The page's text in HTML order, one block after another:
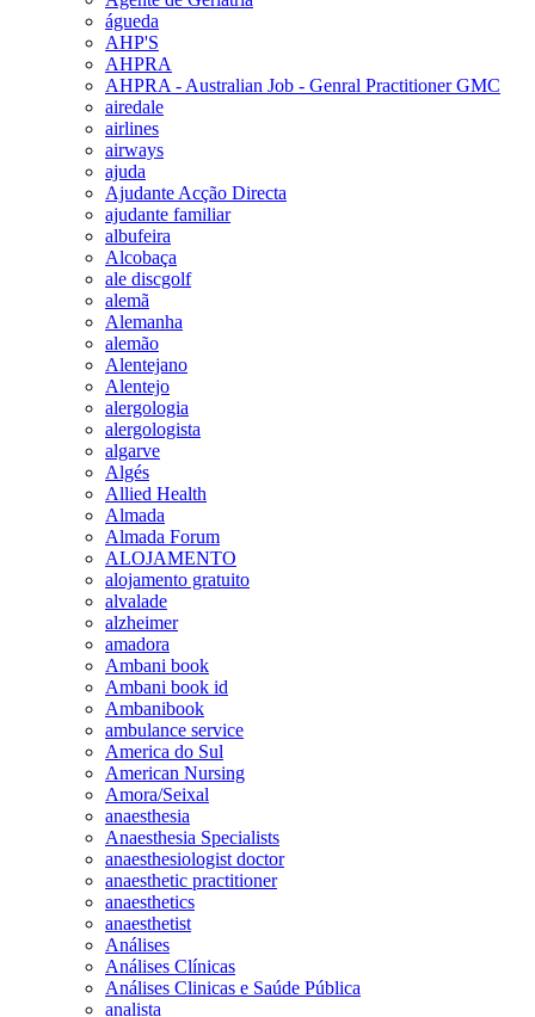
águeda
AHP'S
AHPRA
AHPRA - Australian Job - Genral Practitioner GMC
airedale
airlines
airways
ajuda
Ajudante Acção Directa
ajudante familiar
albufeira
Alcobaça
ale discgolf
alemã
Alemanha
alemão
Alentejano
Alentejo
alergologia
alergologista
algarve
Algés
Allied Health
Almada
Almada Forum
ALOJAMENTO
alojamento gratuito
alvalade
alzheimer
amadora
Ambani book
Ambani book id
Ambanibook
ambulance service
America do Sul
American Nursing
Amora/Seixal
anaesthesia
Anaesthesia Specialists
anaesthesiologist doctor
anaesthetic practitioner
anaesthetics
anaesthetist
Análises
Análises Clínicas
Análises Clinicas e Saúde Pública
analista